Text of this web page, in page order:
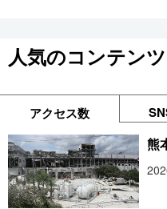
人気のコンテンツ
アクセス数
熊